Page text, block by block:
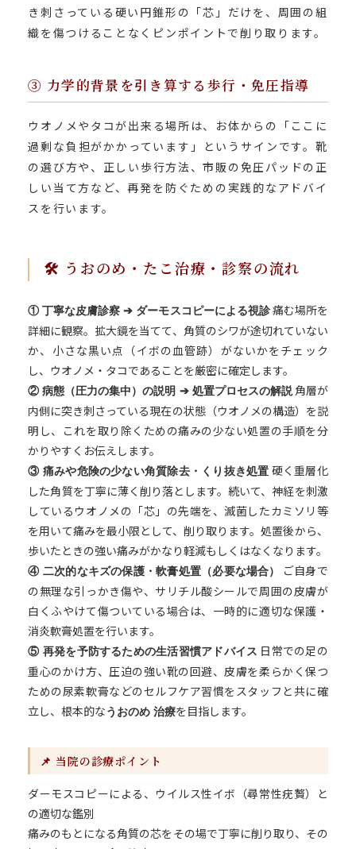
き刺さっている硬い円錐形の「芯」だけを、周囲の組
織を傷つけることなくピンポイントで削り取ります。
③ 力学的背景を引き算する歩行・免圧指導
ウオノメやタコが出来る場所は、お体からの「ここに
過剰な負担がかかっています」というサインです。靴
の選び方や、正しい歩行方法、市販の免圧パッドの正
しい当て方など、再発を防ぐための実践的なアドバイ
スを行います。
🛠️ うおのめ・たこ治療・診察の流れ
① 丁寧な皮膚診察 ➔ ダーモスコピーによる視診痛む場所を
詳細に観察。拡大鏡を当てて、角質のシワが途切れていない
か、小さな黒い点（イボの血管跡）がないかをチェック
し、ウオノメ・タコであることを厳密に確定します。
② 病態（圧力の集中）の説明 ➔ 処置プロセスの解説角層が
内側に突き刺さっている現在の状態（ウオノメの構造）を説
明し、これを取り除くための痛みの少ない処置の手順を分
かりやすくお伝えします。
③ 痛みや危険の少ない角質除去・くり抜き処置 硬く重層化
した角質を丁寧に薄く削り落とします。続いて、神経を刺激
しているウオノメの「芯」の先端を、滅菌したカミソリ等
を用いて痛みを最小限として、削り取ります。処置後から、
歩いたときの強い痛みがかなり軽減もしくはなくなります。
④ 二次的なキズの保護・軟膏処置（必要な場合）
ご自身で
の無理な引っかき傷や、サリチル酸シールで周囲の皮膚が
白くふやけて傷ついている場合は、一時的に適切な保護・
消炎軟膏処置を行います。
⑤ 再発を予防するための生活習慣アドバイス 日常での足の
重心のかけ方、圧迫の強い靴の回避、皮膚を柔らかく保つ
ための尿素軟膏などのセルフケア習慣をスタッフと共に確
立し、根本的な うおのめ 治療を目指します。
📌 当院の診療ポイント
ダーモスコピーによる、ウイルス性イボ（尋常性疣贅）と
の適切な鑑別
痛みのもとになる角質の芯をその場で丁寧に削り取り、その